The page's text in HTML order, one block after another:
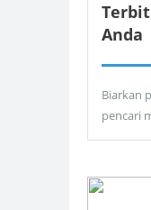
Anda
Biarkan
pencari